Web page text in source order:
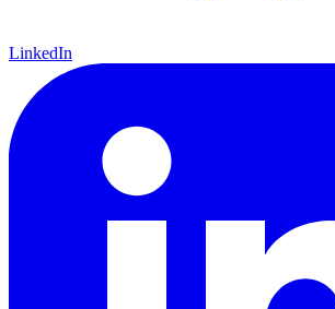
LinkedIn